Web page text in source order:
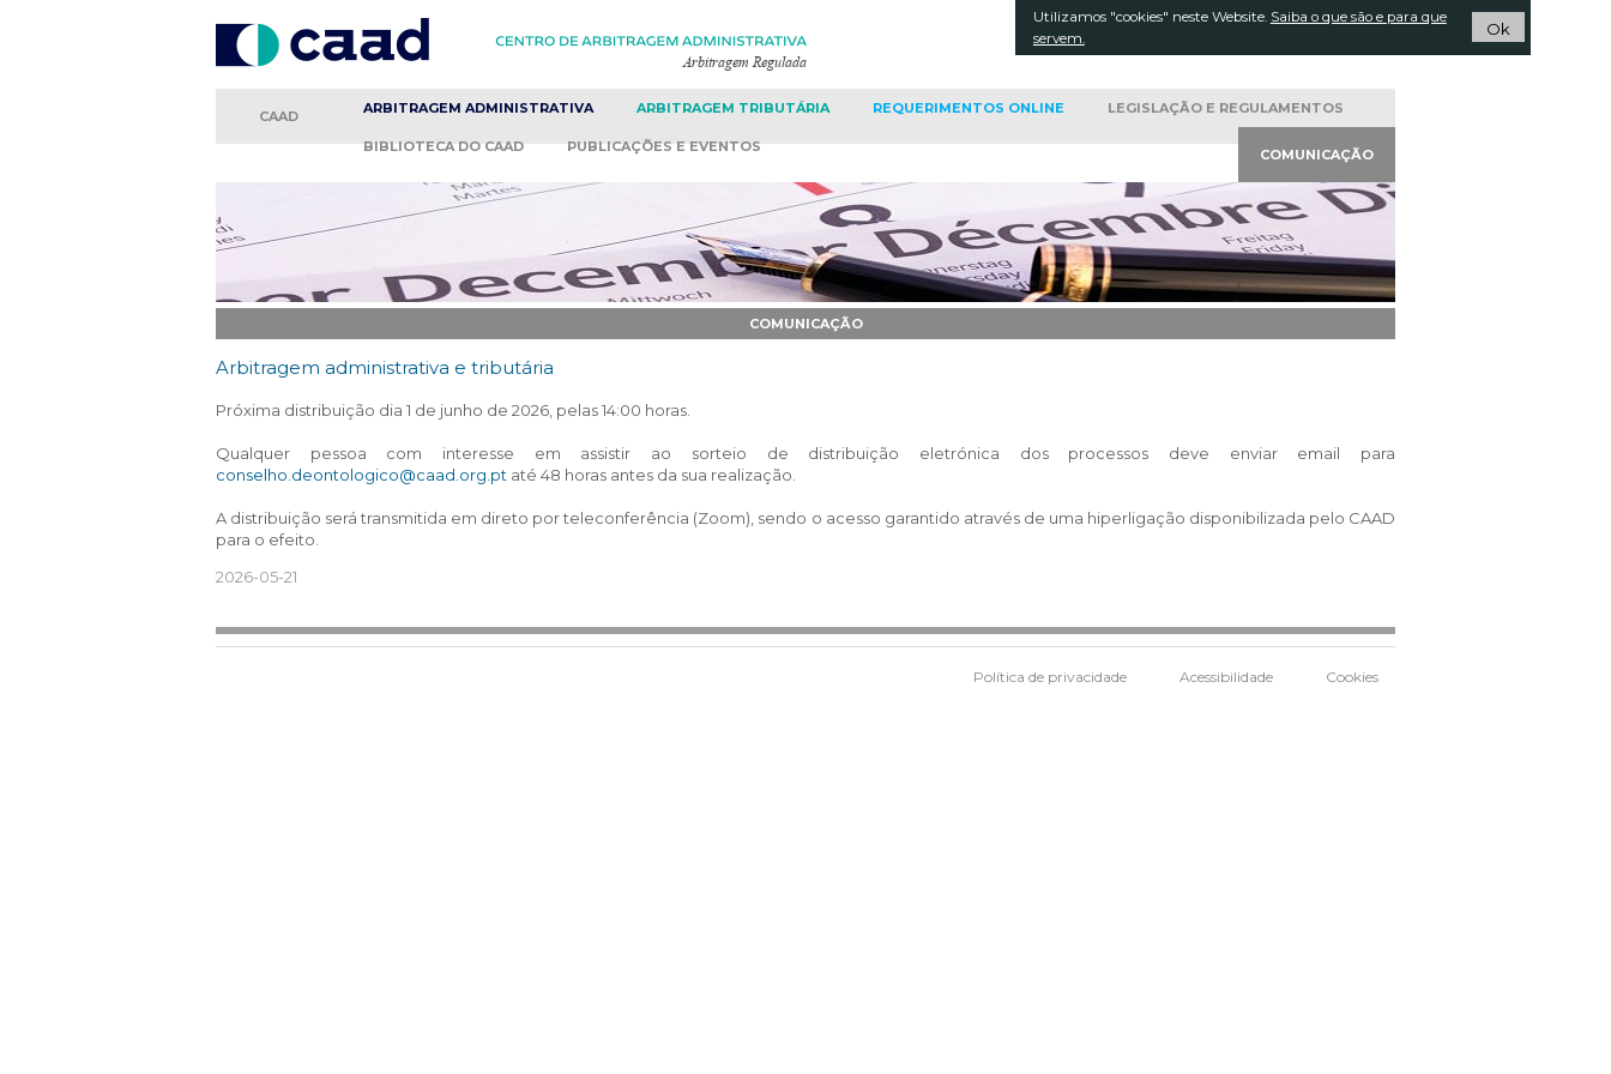
Pesquisar...
CONTACTOS
CAAD ARBITRAGEM ADMINISTRATIVA ARBITRAGEM TRIBUTÁRIA REQUERIMENTOS ONLINE LEGISLAÇÃO E REGULAMENTOS
BIBLIOTECA DO CAAD PUBLICAÇÕES E EVENTOS COMUNICAÇÃO
COMUNICAÇÃO
Arbitragem administrativa e tributária
Próxima distribuição dia 1 de junho de 2026, pelas 14:00 horas.
Qualquer pessoa com interesse em assistir ao sorteio de distribuição eletrónica dos processos deve enviar email para
conselho.deontologico@caad.org.pt até 48 horas antes da sua realização.
A distribuição será transmitida em direto por teleconferência (Zoom), sendo o acesso garantido através de uma hiperligação disponibilizada pelo CAAD
para o efeito.
2026-05-21
Política de privacidade Acessibilidade Cookies
Utilizamos "cookies" neste Website. Saiba o que são e para que
servem.
Ok